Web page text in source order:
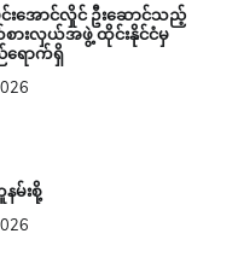
င်းအောင်လှိုင် ဦးဆောင်သည့်
စားလှယ်အဖွဲ့ ထိုင်းနိုင်ငံမှ
ရောက်ရှိ
နမ်းစို့